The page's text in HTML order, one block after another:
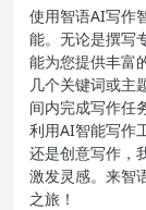
使用智语AI写作
能。无论是撰写
能为您提供丰富
几个关键词或主
间内完成写作任务
利用AI智能写作
还是创意写作，
激发灵感。来智
之旅！